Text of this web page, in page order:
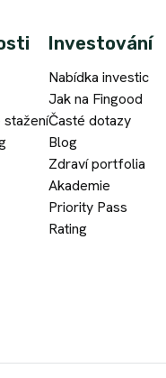
stažení
Investování
Nabídka investic
Jak na Fingood
Časté dotazy
Blog
Zdraví portfolia
Akademie
Priority Pass
Rating